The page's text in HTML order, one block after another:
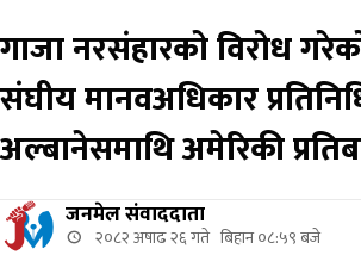
गाजा नरसंहारको विरोध
संघीय मानवअधिकार
अल्बानेसमाथि अमेरिकी
जनमेल संवाददाता
२०८२ अषाढ २६ गते बिहान ०८:५९ बजे